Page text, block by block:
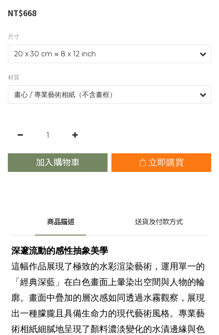
NT$668
尺寸
材質
加入購物車 立即購買
商品描述 送貨及付款方式
深邃流動的感性抽象美學
這幅作品展現了極致的水彩渲染藝術，運用單一的
「經典深藍」在白色畫面上暈染出空間與人物的輪
廓。畫面中疊加的層次感如同透過水霧觀察，展現
出一種朦朧且具備生命力的現代藝術風格。專業藝
術相紙細膩地呈現了顏料濃淡變化的水漬邊緣與色